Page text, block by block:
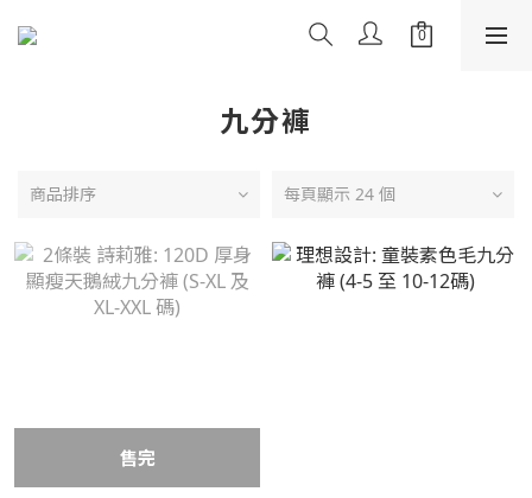
九分褲
商品排序 每頁顯示 24 個
售完